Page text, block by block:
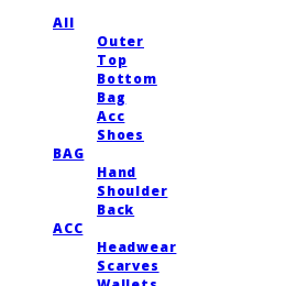
All
Outer
Top
Bottom
Bag
Acc
Shoes
BAG
Hand
Shoulder
Back
ACC
Headwear
Scarves